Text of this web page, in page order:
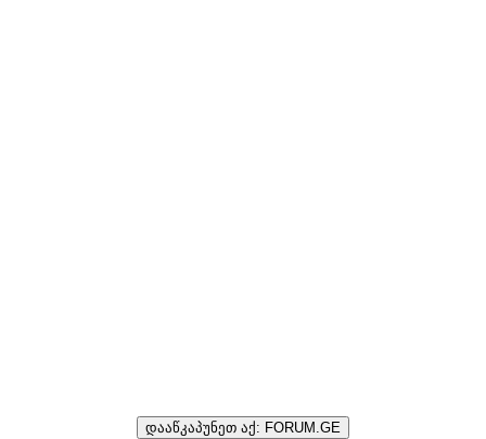
დააწკაპუნეთ აქ: FORUM.GE